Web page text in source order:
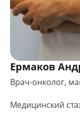
Ермаков
Врач-онколог,
Медицинский